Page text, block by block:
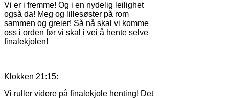
Vi er i fremme! Og i en nydelig leilighet
også da! Meg og lillesøster på rom
sammen og greier! Så nå skal vi komme
oss i orden før vi skal i vei å hente selve
finalekjolen!
Klokken 21:15:
Vi ruller videre på finalekjole henting! Det